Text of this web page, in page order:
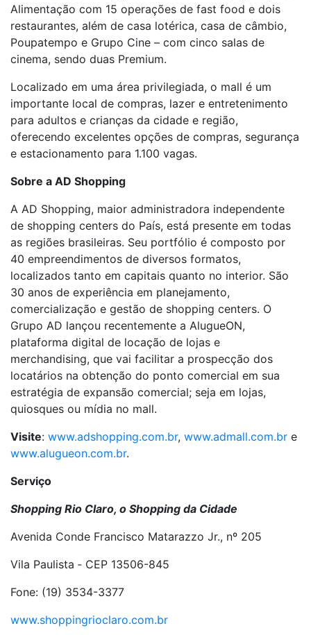
Alimentação com 15 operações de fast food e dois
restaurantes, além de casa lotérica, casa de câmbio,
Poupatempo e Grupo Cine – com cinco salas de
cinema, sendo duas Premium.
Localizado em uma área privilegiada, o mall é um
importante local de compras, lazer e entretenimento
para adultos e crianças da cidade e região,
oferecendo excelentes opções de compras, segurança
e estacionamento para 1.100 vagas.
Sobre a AD Shopping
A AD Shopping, maior administradora independente
de shopping centers do País, está presente em todas
as regiões brasileiras. Seu portfólio é composto por
40 empreendimentos de diversos formatos,
localizados tanto em capitais quanto no interior. São
30 anos de experiência em planejamento,
comercialização e gestão de shopping centers. O
Grupo AD lançou recentemente a AlugueON,
plataforma digital de locação de lojas e
merchandising, que vai facilitar a prospecção dos
locatários na obtenção do ponto comercial em sua
estratégia de expansão comercial; seja em lojas,
quiosques ou mídia no mall.
Visite: www.adshopping.com.br, www.admall.com.br e
www.alugueon.com.br.
Serviço
Shopping Rio Claro, o Shopping da Cidade
Avenida Conde Francisco Matarazzo Jr., nº 205
Vila Paulista ‑ CEP 13506-845
Fone: (19) 3534-3377
www.shoppingrioclaro.com.br